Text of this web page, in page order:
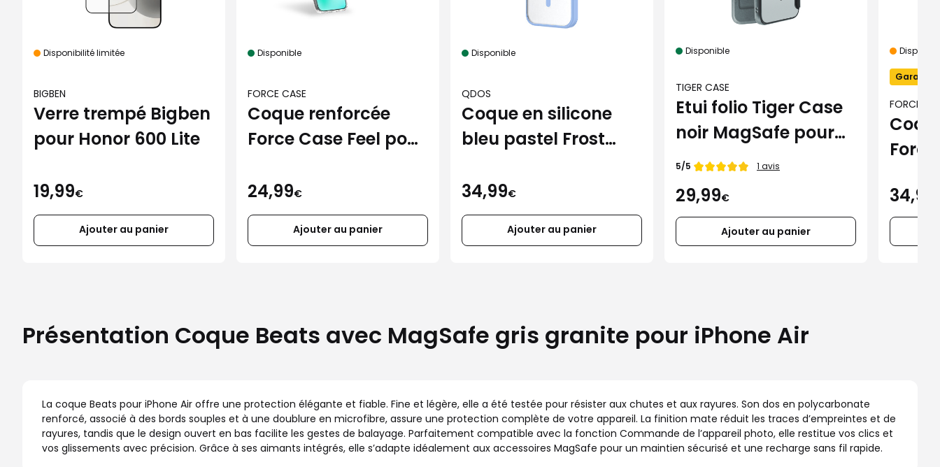
Disponibilité limitée
BIGBEN
Verre trempé Bigben
pour Honor 600 Lite
19,99€
Ajouter au panier
Disponible
FORCE CASE
Coque renforcée
Force Case Feel pour
24,99€
Ajouter au panier
Disponible
QDOS
Coque en silicone
bleu pastel Frost
34,99€
Ajouter au panier
Disponible
TIGER CASE
Etui folio Tiger Case
noir MagSafe pour
iPhone 16 Pro Max
Note de
5/5 1 avis
29,99€
Ajouter au panier
Garantie
FORCE
34,99
Présentation Coque Beats avec MagSafe gris granite pour iPhone Air
La coque Beats pour iPhone Air offre une protection élégante et fiable. Fine et légère, elle a été testée pour résister aux chutes et aux rayures. Son dos en polycarbonate
renforcé, associé à des bords souples et à une doublure en microfibre, assure une protection complète de votre appareil. La finition mate réduit les traces d’empreintes et de
rayures, tandis que le design ouvert en bas facilite les gestes de balayage. Parfaitement compatible avec la fonction Commande de l’appareil photo, elle restitue vos clics et
vos glissements avec précision. Grâce à ses aimants intégrés, elle s’adapte idéalement aux accessoires MagSafe pour un maintien sécurisé et une recharge sans fil rapide.